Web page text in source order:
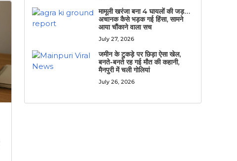
मामूली खरंजा बना 4 घायलों की जड़…
अचानक कैसे भड़क गई हिंसा, सामने
आया चौंकाने वाला सच
July 27, 2026
जमीन के टुकड़े पर छिड़ा ऐसा खेल,
बनते-बनते रह गई मौत की कहानी,
मैनपुरी में चली गोलियां
July 26, 2026